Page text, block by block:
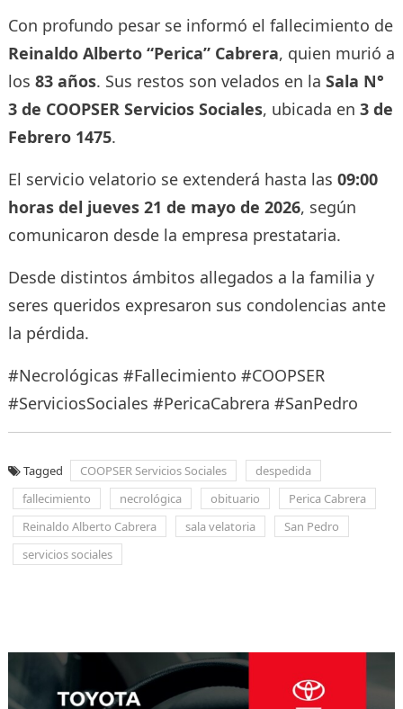
Con profundo pesar se informó el fallecimiento de
Reinaldo Alberto “Perica” Cabrera, quien murió a
los 83 años. Sus restos son velados en la Sala N°
3 de COOPSER Servicios Sociales, ubicada en 3 de
Febrero 1475.
El servicio velatorio se extenderá hasta las 09:00
horas del jueves 21 de mayo de 2026, según
comunicaron desde la empresa prestataria.
Desde distintos ámbitos allegados a la familia y
seres queridos expresaron sus condolencias ante
la pérdida.
#Necrológicas #Fallecimiento #COOPSER
#ServiciosSociales #PericaCabrera #SanPedro
Tagged COOPSER Servicios Sociales
despedida
fallecimiento
necrológica obituario
Perica Cabrera
Reinaldo Alberto Cabrera
sala velatoria
San Pedro
servicios sociales
entradas